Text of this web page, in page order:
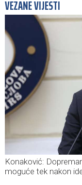
VEZANE VIJESTI
Konaković:
moguće tek nakon